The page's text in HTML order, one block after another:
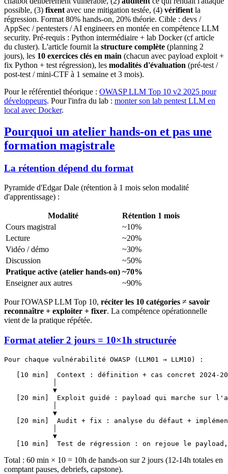
possible, (3) fixent avec une mitigation testée, (4) vérifient la
régression. Format 80% hands-on, 20% théorie. Cible : devs /
AppSec / pentesters / AI engineers en montée en compétence LLM
security. Pré-requis : Python intermédiaire + lab Docker (cf article
du cluster). L'article fournit la structure complète (planning 2
jours), les 10 exercices clés en main (chacun avec payload exploit +
fix Python + test régression), les modalités d'évaluation (pré-test /
post-test / mini-CTF à 1 semaine et 3 mois).
Pour le référentiel théorique : OWASP LLM Top 10 v2 2025 pour
développeurs. Pour l'infra du lab : monter son lab pentest LLM en
local avec Docker.
Pourquoi un atelier hands-on et pas une
formation magistrale
La rétention dépend du format
Pyramide d'Edgar Dale (rétention à 1 mois selon modalité
d'apprentissage) :
Modalité
Rétention 1 mois
Cours magistral
~10%
Lecture
~20%
Vidéo / démo
~30%
Discussion
~50%
Pratique active (atelier hands-on) ~70%
Enseigner aux autres
~90%
Pour l'OWASP LLM Top 10, réciter les 10 catégories ≠ savoir
reconnaître + exploiter + fixer. La compétence opérationnelle
vient de la pratique répétée.
Format atelier 2 jours = 10×1h structurée
Pour chaque vulnérabilité OWASP (LLM01 → LLM10) :
[10 min]  Context : définition + cas concret 2024-
            ▼
[20 min]  Exploit guidé : payload qui marche sur
            ▼
[20 min]  Audit + fix : analyse du défaut +
            ▼
Total : 60 min × 10 = 10h de hands-on sur 2 jours (12-14h totales en
comptant pauses, debriefs, capstone).